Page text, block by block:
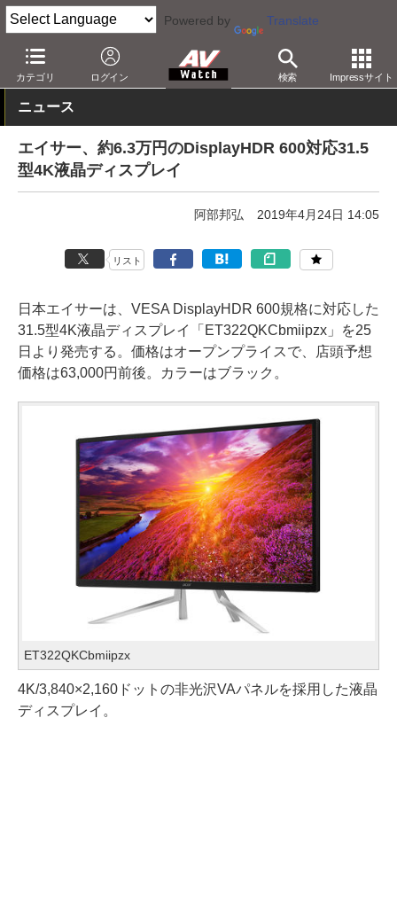
Powered by Translate
カテゴリ ログイン 検索 Impressサイト
AV Watch 製品 ディスプレイ
ニュース
エイサー、約6.3万円のDisplayHDR 600対応31.5
型4K液晶ディスプレイ
阿部邦弘 2019年4月24日 14:05
リスト
日本エイサーは、VESA DisplayHDR 600規格に対応した
31.5型4K液晶ディスプレイ「ET322QKCbmiipzx」を25
日より発売する。価格はオープンプライスで、店頭予想
価格は63,000円前後。カラーはブラック。
ET322QKCbmiipzx
4K/3,840×2,160ドットの非光沢VAパネルを採用した液晶
ディスプレイ。